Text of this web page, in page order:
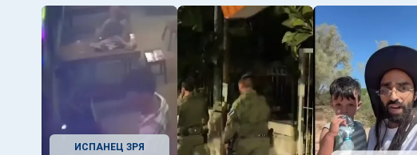
ИСПАНЕЦ ЗРЯ